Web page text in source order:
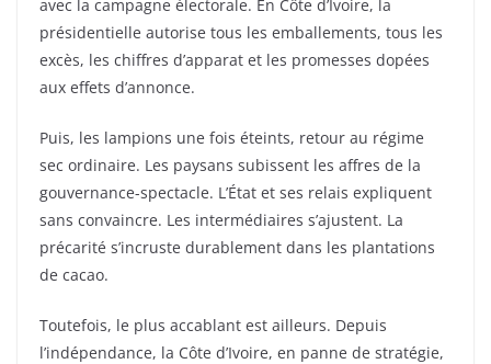
avec la campagne électorale. En Côte d’Ivoire, la
présidentielle autorise tous les emballements, tous les
excès, les chiffres d’apparat et les promesses dopées
aux effets d’annonce.
Puis, les lampions une fois éteints, retour au régime
sec ordinaire. Les paysans subissent les affres de la
gouvernance-spectacle. L’État et ses relais expliquent
sans convaincre. Les intermédiaires s’ajustent. La
précarité s’incruste durablement dans les plantations
de cacao.
Toutefois, le plus accablant est ailleurs. Depuis
l’indépendance, la Côte d’Ivoire, en panne de stratégie,